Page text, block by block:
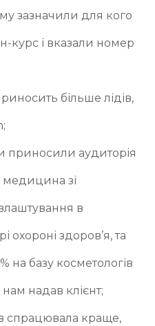
зазначили для кого
курс і вказали номер
більше лідів,
приносили аудиторія
медицина зі
в
охороні здоров’я, та
на базу косметологів
надав клієнт;
спрацювала краще,